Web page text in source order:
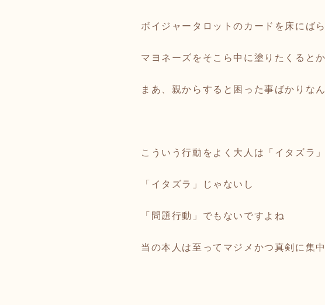
ボイジャータロットのカードを床にば
マヨネーズをそこら中に塗りたくると
まあ、親からすると困った事ばかりな
こういう行動をよく大人は「イタズラ
「イタズラ」じゃないし
「問題行動」でもないですよね
当の本人は至ってマジメかつ真剣に集